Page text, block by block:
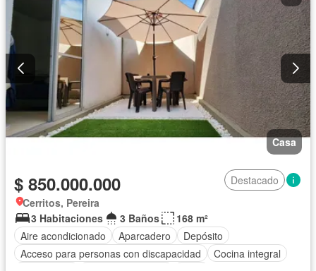
Casa
$ 850.000.000
Destacado
Cerritos, Pereira
3 Habitaciones
3 Baños
168 m²
Aire acondicionado
Aparcadero
Depósito
Acceso para personas con discapacidad
Cocina integral